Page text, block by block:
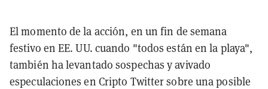
El momento de la acción, en un fin de semana
festivo en EE. UU. cuando "todos están en la playa",
también ha levantado sospechas y avivado
especulaciones en Cripto Twitter sobre una posible